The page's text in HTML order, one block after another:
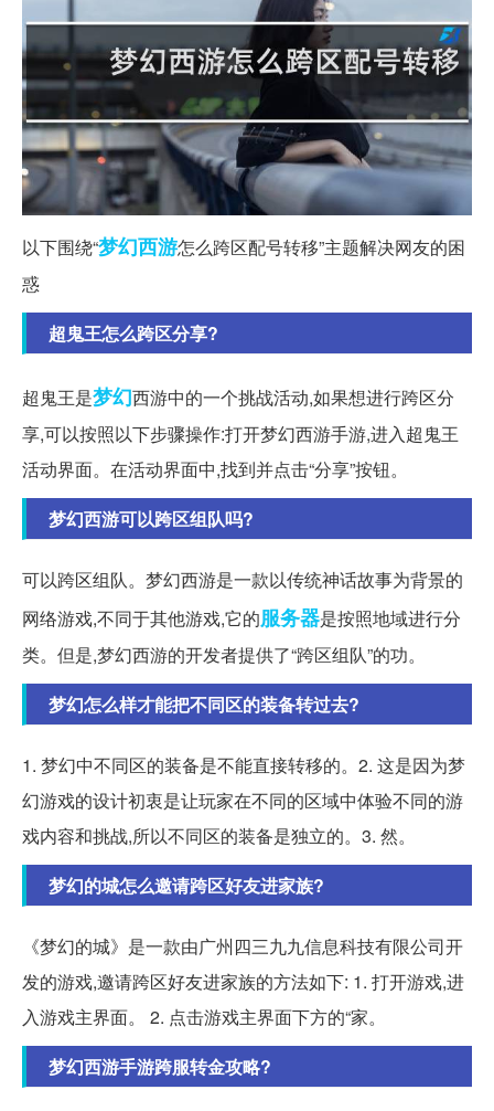
以下围绕“梦幻西游怎么跨区配号转移”主题解决网友的困
惑
超鬼王怎么跨区分享?
超鬼王是梦幻西游中的一个挑战活动,如果想进行跨区分
享,可以按照以下步骤操作:打开梦幻西游手游,进入超鬼王
活动界面。在活动界面中,找到并点击“分享”按钮。
梦幻西游可以跨区组队吗?
可以跨区组队。梦幻西游是一款以传统神话故事为背景的
网络游戏,不同于其他游戏,它的服务器是按照地域进行分
类。但是,梦幻西游的开发者提供了“跨区组队”的功。
梦幻怎么样才能把不同区的装备转过去?
1. 梦幻中不同区的装备是不能直接转移的。2. 这是因为梦
幻游戏的设计初衷是让玩家在不同的区域中体验不同的游
戏内容和挑战,所以不同区的装备是独立的。3. 然。
梦幻的城怎么邀请跨区好友进家族?
《梦幻的城》是一款由广州四三九九信息科技有限公司开
发的游戏,邀请跨区好友进家族的方法如下: 1. 打开游戏,进
入游戏主界面。 2. 点击游戏主界面下方的“家。
梦幻西游手游跨服转金攻略?